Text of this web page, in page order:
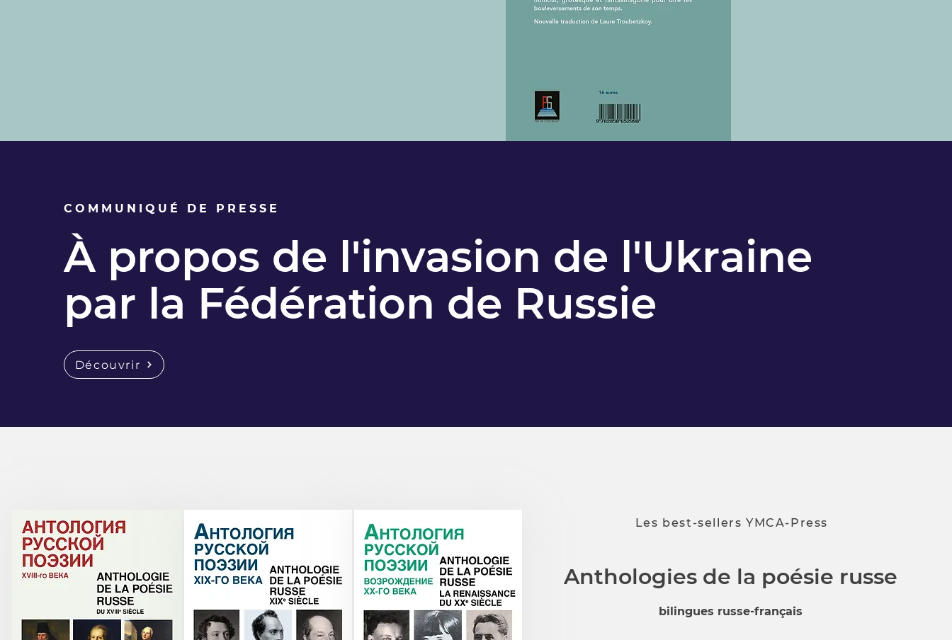
COMMUNIQUÉ DE PRESSE
À propos de l'invasion de l'Ukraine
par la Fédération de Russie
Découvrir
Les best-sellers YMCA-Press
Anthologies de la poésie russe
bilingues russe-français